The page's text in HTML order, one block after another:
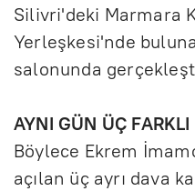
Silivri'deki Marmara
Yerleşkesi'nde
salonunda
AYNI GÜN ÜÇ FARKLI
Böylece Ekrem
açılan üç ayrı dava